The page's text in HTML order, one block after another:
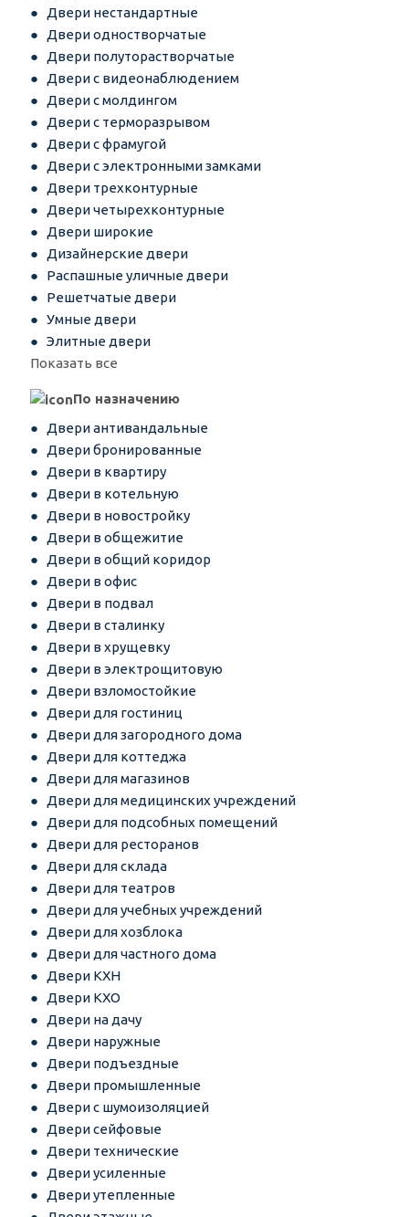
Двери нестандартные
Двери одностворчатые
Двери полуторастворчатые
Двери с видеонаблюдением
Двери с молдингом
Двери с терморазрывом
Двери с фрамугой
Двери с электронными замками
Двери трехконтурные
Двери четырехконтурные
Двери широкие
Дизайнерские двери
Распашные уличные двери
Решетчатые двери
Умные двери
Элитные двери
Показать все
По назначению
Двери антивандальные
Двери бронированные
Двери в квартиру
Двери в котельную
Двери в новостройку
Двери в общежитие
Двери в общий коридор
Двери в офис
Двери в подвал
Двери в сталинку
Двери в хрущевку
Двери в электрощитовую
Двери взломостойкие
Двери для гостиниц
Двери для загородного дома
Двери для коттеджа
Двери для магазинов
Двери для медицинских учреждений
Двери для подсобных помещений
Двери для ресторанов
Двери для склада
Двери для театров
Двери для учебных учреждений
Двери для хозблока
Двери для частного дома
Двери КХН
Двери КХО
Двери на дачу
Двери наружные
Двери подъездные
Двери промышленные
Двери с шумоизоляцией
Двери сейфовые
Двери технические
Двери усиленные
Двери утепленные